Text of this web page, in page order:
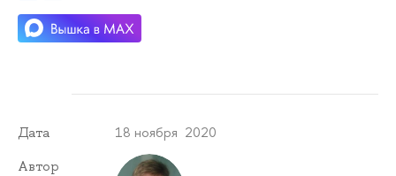
Дата 18 ноября 2020
Автор